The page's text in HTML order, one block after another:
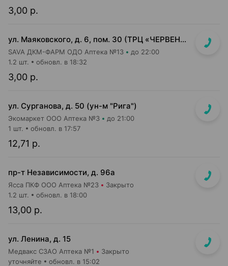
3,00 р.
ул. Маяковского, д. 6, пом. 30 (ТРЦ «ЧЕРВЕНСКИЙ» 1-й подземный этаж, вход напротив м-на Доктор Вет)
SAVA ДКМ-ФАРМ ОДО Аптека №13 до 22:00
3,00 р.
1.2 шт. обновл. в 18:32
ул. Сурганова, д. 50 (ун-м "Рига")
Экомаркет ООО Аптека №3 до 21:00
12,71 р.
1 шт. обновл. в 17:57
пр-т Независимости, д. 96а
Ясса ПКФ ООО Аптека №23 Закрыто
13,00 р.
1.2 шт. обновл. в 18:00
ул. Ленина, д. 15
Медвакс СЗАО Аптека №1 Закрыто
уточняйте обновл. в 15:02